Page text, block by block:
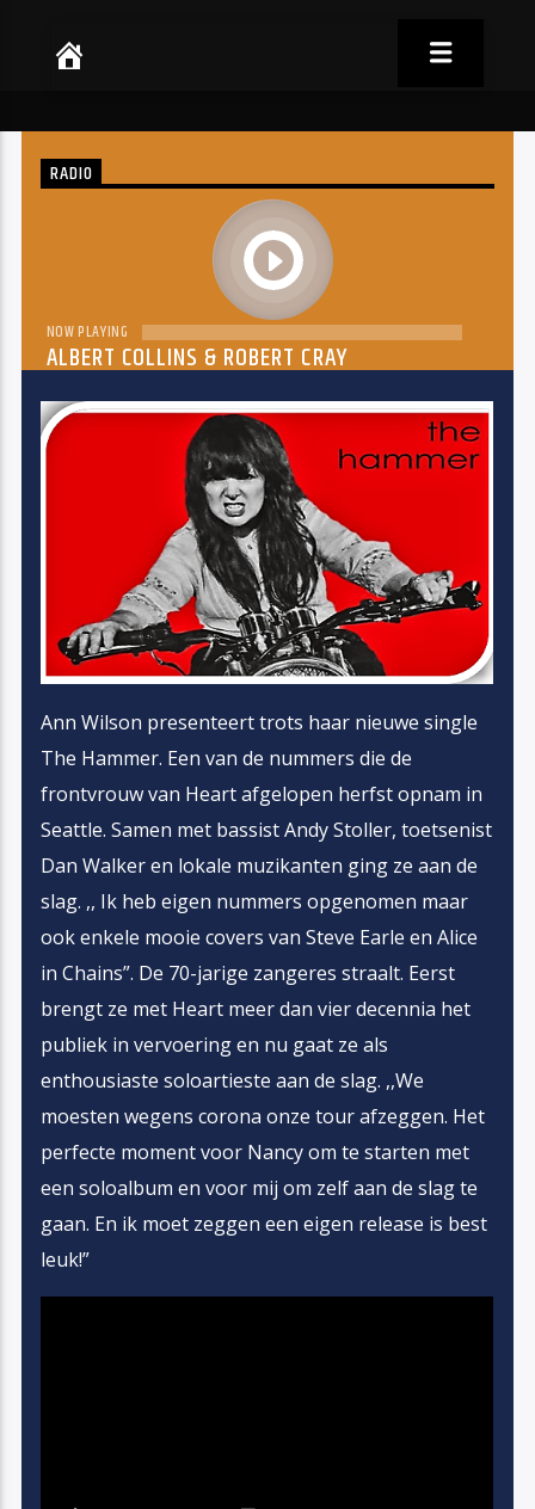
RADIO
play
NOW PLAYING
ALBERT COLLINS & ROBERT CRAY
Ann Wilson presenteert trots haar nieuwe single
The Hammer. Een van de nummers die de
frontvrouw van Heart afgelopen herfst opnam in
Seattle. Samen met bassist Andy Stoller, toetsenist
Dan Walker en lokale muzikanten ging ze aan de
slag. ,, Ik heb eigen nummers opgenomen maar
ook enkele mooie covers van Steve Earle en Alice
in Chains”. De 70-jarige zangeres straalt. Eerst
brengt ze met Heart meer dan vier decennia het
publiek in vervoering en nu gaat ze als
enthousiaste soloartieste aan de slag. ,,We
moesten wegens corona onze tour afzeggen. Het
perfecte moment voor Nancy om te starten met
een soloalbum en voor mij om zelf aan de slag te
gaan. En ik moet zeggen een eigen release is best
leuk!”